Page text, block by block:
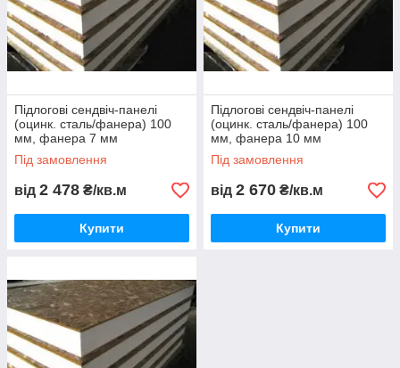
Підлогові сендвіч-панелі
(оцинк. сталь/фанера) 100
мм, фанера 7 мм
Під замовлення
від 2 478 ₴/кв.м
Купити
Підлогові сендвіч-панелі
(оцинк. сталь/фанера) 100
мм, фанера 10 мм
Під замовлення
від 2 670 ₴/кв.м
Купити